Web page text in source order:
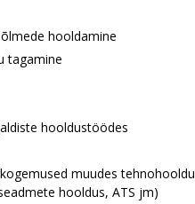
hooldamine
tagamine
hooldustöödes
muudes
hooldus, ATS jm)